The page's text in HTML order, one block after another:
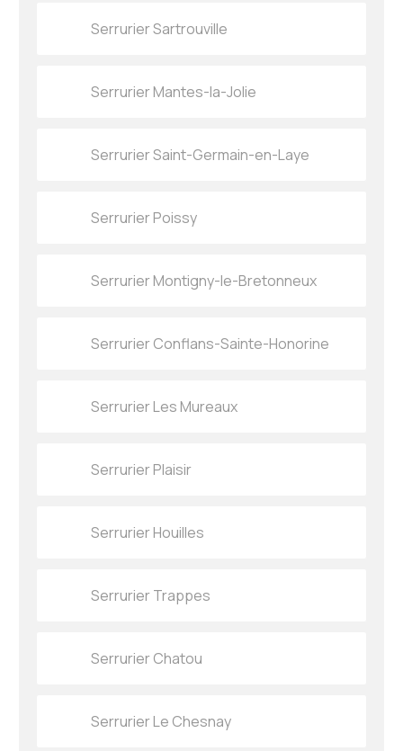
Serrurier Sartrouville
Serrurier Mantes-la-Jolie
Serrurier Saint-Germain-en-Laye
Serrurier Poissy
Serrurier Montigny-le-Bretonneux
Serrurier Conflans-Sainte-Honorine
Serrurier Les Mureaux
Serrurier Plaisir
Serrurier Houilles
Serrurier Trappes
Serrurier Chatou
Serrurier Le Chesnay